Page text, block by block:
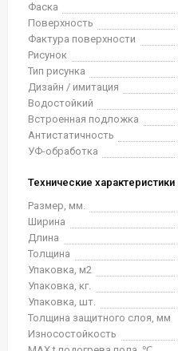
Фаска
Поверхность
Фактура поверхности
Рисунок
Тип рисунка
Дизайн / имитация
Водостойкий
Встроенная подложка
Антистатичность
УФ-обработка
Технические характеристики
Размер, мм.
Ширина
Длина
Толщина
Упаковка, м2
Упаковка, кг.
Упаковка, шт.
Толщина защитного слоя, мм
Износостойкость